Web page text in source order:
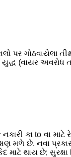
પર ગોઠવાયેલા
યુદ્ધ (વાયર
કા to વા
છે. નવા
થાય છે; સુરક્ષા